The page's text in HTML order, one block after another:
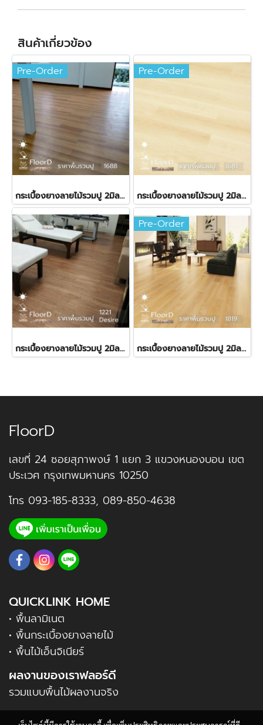
สินค้าเกี่ยวข้อง
Pre-Order
กระเบื้องยางลายไม้รวมปู 2มิล Starflex-1688 ราคา 380 บาท
Pre-Order
กระเบื้องยางลายไม้รวมปู 2มิล Starflex-1681 ราคา 380 บาท
กระเบื้องยางลายไม้รวมปู 2มิล Starflex-1221 Desire ราคา360บาท
Pre-Order
กระเบื้องยางลายไม้รวมปู 2มิล Starflex-1819 ราคา 380 บาท
FloorD
เลขที่ 24 ซอยสุภาพงษ์ 1 แยก 3 แขวงหนองบอน เขต
ประเวศ กรุงเทพมหานคร 10250
โทร 093-185-8333, 089-850-4638
QUICKLINK HOME
• พื้นลามิเนต
• พื้นกระเบื้องยางลายไม้
• พื้นไม้เอ็นจิเนียร์
ผลงานของเราฟลอร์ดี
รวมแบบพื้นไม้ผลงานจริง